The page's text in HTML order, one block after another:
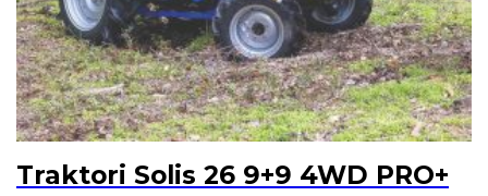
Traktori Solis 26 9+9 4WD PRO+